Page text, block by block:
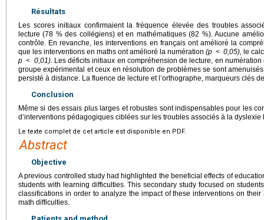
Résultats
Les scores initiaux confirmaient la fréquence élevée des troubles
lecture (78 % des collégiens) et en mathématiques (82 %). Aucune
contrôle. En revanche, les interventions en français ont amélioré la
que les interventions en maths ont amélioré la numération (p < 0,05), le
p < 0,01). Les déficits initiaux en compréhension de lecture, en
groupe expérimental et ceux en résolution de problèmes se sont
persisté à distance. La fluence de lecture et l’orthographe, marqueurs clés
Conclusion
Même si des essais plus larges et robustes sont indispensables pour les
d’interventions pédagogiques ciblées sur les troubles associés à la dyslexie
Le texte complet de cet article est disponible en PDF.
Abstract
Objective
A previous controlled study had highlighted the beneficial effects of
students with learning difficulties. This secondary study focused on
classifications in order to analyze the impact of these interventions on
math difficulties.